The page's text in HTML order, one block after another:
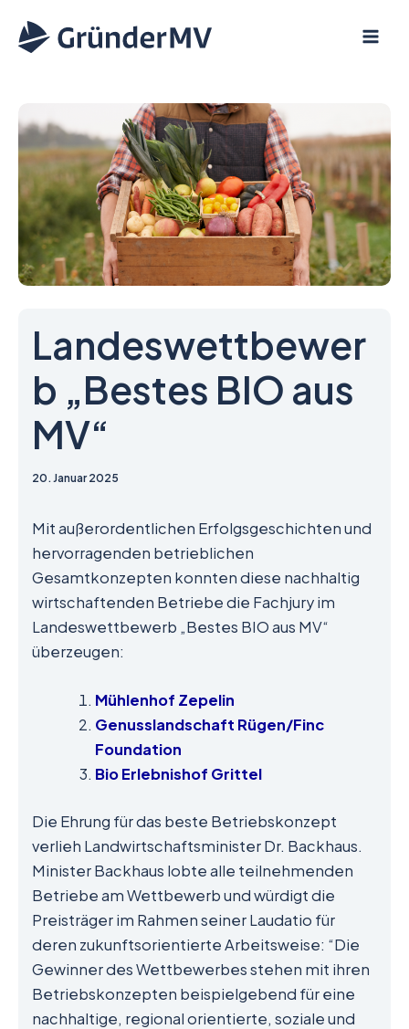
Inhalt
Landeswettbewer
b „Bestes BIO aus
MV“
20. Januar 2025
Mit außerordentlichen Erfolgsgeschichten und
hervorragenden betrieblichen
Gesamtkonzepten konnten diese nachhaltig
wirtschaftenden Betriebe die Fachjury im
Landeswettbewerb „Bestes BIO aus MV“
überzeugen:
Mühlenhof Zepelin
Genusslandschaft Rügen/Finc
Foundation
Bio Erlebnishof Grittel
Die Ehrung für das beste Betriebskonzept
verlieh Landwirtschaftsminister Dr. Backhaus.
Minister Backhaus lobte alle teilnehmenden
Betriebe am Wettbewerb und würdigt die
Preisträger im Rahmen seiner Laudatio für
deren zukunftsorientierte Arbeitsweise: “Die
Gewinner des Wettbewerbes stehen mit ihren
Betriebskonzepten beispielgebend für eine
nachhaltige, regional orientierte, soziale und